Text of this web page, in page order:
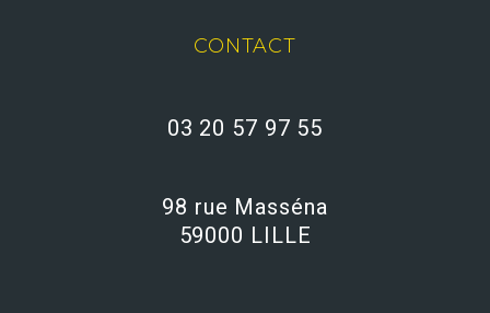
CONTACT
03 20 57 97 55
98 rue Masséna
59000 LILLE